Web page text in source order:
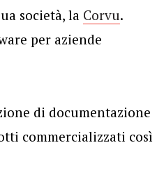
società, la Corvu.
per aziende
di documentazione
commercializzati così